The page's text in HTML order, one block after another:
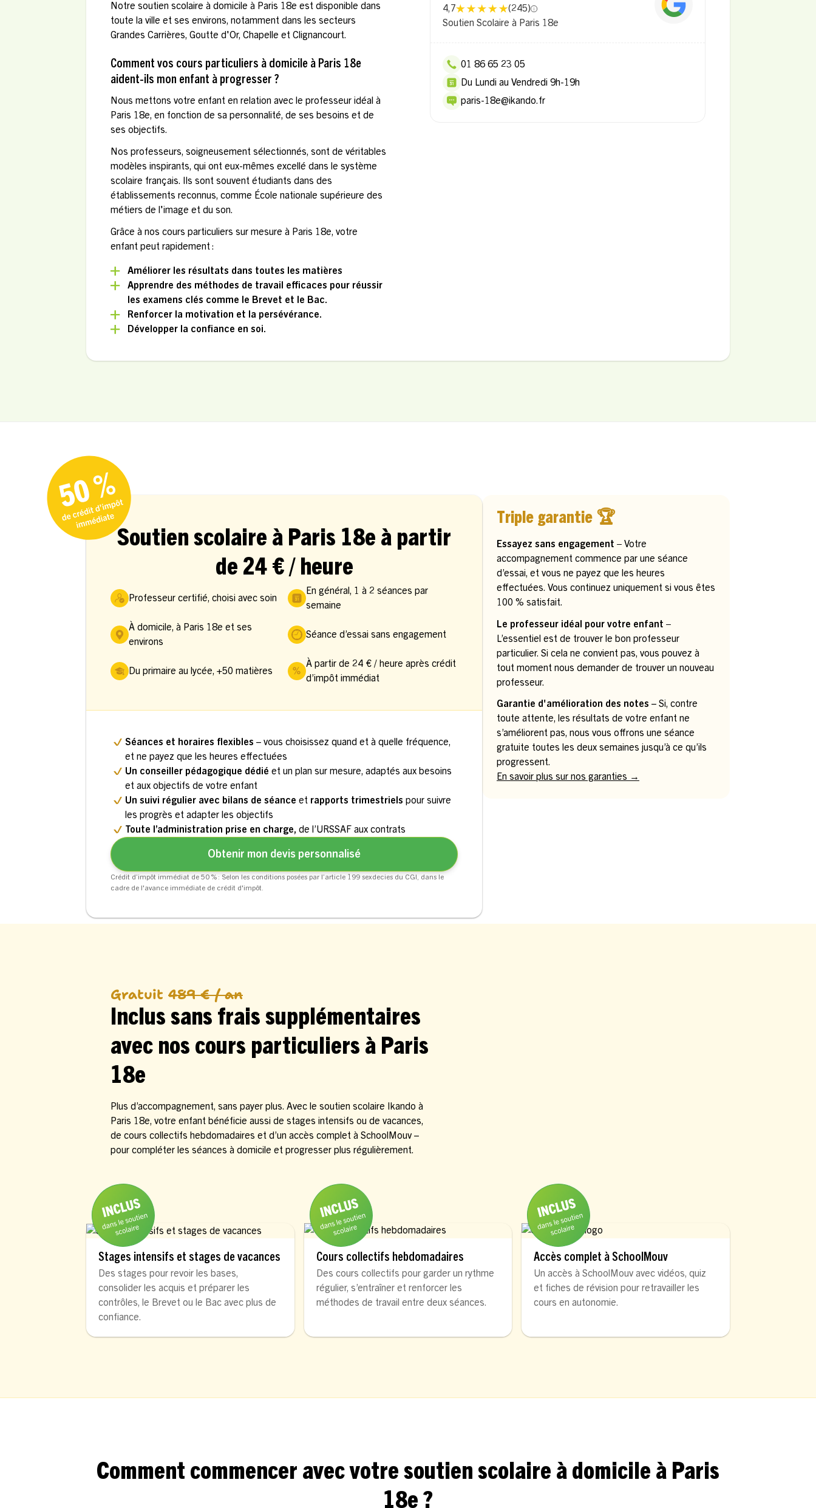
Notre soutien scolaire à domicile à Paris 18e est disponible dans
toute la ville et ses environs, notamment dans les secteurs
Grandes Carrières, Goutte d'Or, Chapelle et Clignancourt.
Comment vos cours particuliers à domicile à Paris 18e
aident-ils mon enfant à progresser ?
Nous mettons votre enfant en relation avec le professeur idéal à
Paris 18e, en fonction de sa personnalité, de ses besoins et de
ses objectifs.
Nos professeurs, soigneusement sélectionnés, sont de véritables
modèles inspirants, qui ont eux-mêmes excellé dans le système
scolaire français. Ils sont souvent étudiants dans des
établissements reconnus, comme École nationale supérieure des
métiers de l'image et du son.
Grâce à nos cours particuliers sur mesure à Paris 18e, votre
enfant peut rapidement :
Améliorer les résultats dans toutes les matières
Apprendre des méthodes de travail efficaces pour réussir
les examens clés comme le Brevet et le Bac.
Renforcer la motivation et la persévérance.
Développer la confiance en soi.
4,7 (245)
Soutien Scolaire à Paris 18e
01 86 65 23 05
Du Lundi au Vendredi 9h-19h
paris-18e@ikando.fr
Soutien scolaire à Paris 18e à partir
de 24 € / heure
Professeur certifié, choisi avec soin
À domicile, à Paris 18e et ses
environs
Du primaire au lycée, +50 matières
En général, 1 à 2 séances par
semaine
Séance d’essai sans engagement
À partir de 24 € / heure après crédit
d’impôt immédiat
Séances et horaires flexibles – vous choisissez quand et à quelle fréquence,
et ne payez que les heures effectuées
Un conseiller pédagogique dédié et un plan sur mesure, adaptés aux besoins
et aux objectifs de votre enfant
Un suivi régulier avec bilans de séance et rapports trimestriels pour suivre
les progrès et adapter les objectifs
Toute l’administration prise en charge, de l’URSSAF aux contrats
Obtenir mon devis personnalisé
Crédit d’impôt immédiat de 50 % : Selon les conditions posées par l’article 199 sexdecies du CGI, dans le
cadre de l'avance immédiate de crédit d'impôt.
Triple garantie 🏆
Essayez sans engagement – Votre
accompagnement commence par une séance
d’essai, et vous ne payez que les heures
effectuées. Vous continuez uniquement si vous êtes
100 % satisfait.
Le professeur idéal pour votre enfant –
L’essentiel est de trouver le bon professeur
particulier. Si cela ne convient pas, vous pouvez à
tout moment nous demander de trouver un nouveau
professeur.
Garantie d'amélioration des notes – Si, contre
toute attente, les résultats de votre enfant ne
s’améliorent pas, nous vous offrons une séance
gratuite toutes les deux semaines jusqu’à ce qu’ils
progressent.
En savoir plus sur nos garanties →
Gratuit 489 € / an
Inclus sans frais supplémentaires
avec nos cours particuliers à Paris
18e
Plus d’accompagnement, sans payer plus. Avec le soutien scolaire Ikando à
Paris 18e, votre enfant bénéficie aussi de stages intensifs ou de vacances,
de cours collectifs hebdomadaires et d’un accès complet à SchoolMouv –
pour compléter les séances à domicile et progresser plus régulièrement.
Stages intensifs et stages de vacances
Des stages pour revoir les bases,
consolider les acquis et préparer les
contrôles, le Brevet ou le Bac avec plus de
confiance.
Cours collectifs hebdomadaires
Des cours collectifs pour garder un rythme
régulier, s’entraîner et renforcer les
méthodes de travail entre deux séances.
Accès complet à SchoolMouv
Un accès à SchoolMouv avec vidéos, quiz
et fiches de révision pour retravailler les
cours en autonomie.
Comment commencer avec votre soutien scolaire à domicile à Paris
18e ?